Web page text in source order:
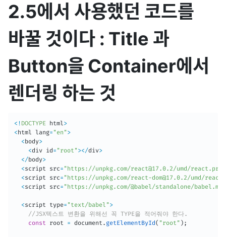
2.5에서 사용했던 코드를
바꿀 것이다 : Title 과
Button을 Container에서
렌더링 하는 것
< ! DOCTYPE html>
< html lang= "en">
< body>
<div id = "root"></div>
</body>
<script src= "https://unpkg.com/react@17.0.2/umd/
<script src= "https://unpkg.com/react-dom@17.0.2/umd/
<script src= "https://unpkg.com/@babel/standalone/
<script type= "text/babel">
//JSX텍스트 변환을 위해선 꼭 TYPE을 적어줘야 한다.
const root = document . getElementById ( "root" ) ;